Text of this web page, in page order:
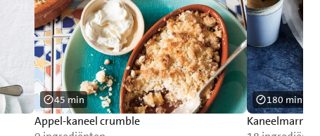
Appel-kaneel crumble
45 min 180 min